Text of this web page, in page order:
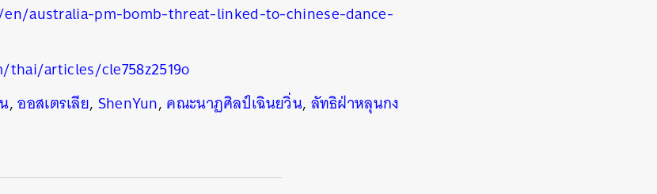
australia-pm-bomb-threat-linked-to-chinese-dance-
articles/cle758z2519o
,ออสเตรเลีย, ShenYun, คณะนาฏศิลป์เฉินยวิ่น, ลัทธิฝ่าหลุนกง